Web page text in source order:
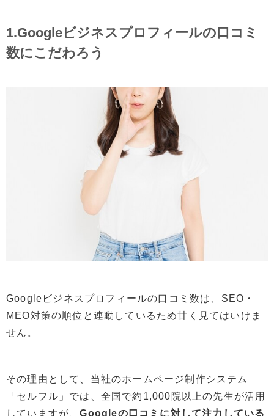
1.Googleビジネスプロフィールの口コミ
数にこだわろう
Googleビジネスプロフィールの口コミ数は、SEO・
MEO対策の順位と連動しているため甘く見てはいけま
せん。
その理由として、当社のホームページ制作システム
「セルフル」では、全国で約1,000院以上の先生が活用
していますが、Googleの口コミに対して注力している